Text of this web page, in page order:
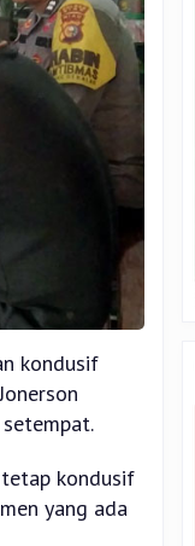
kondusif
kondusif
yang ada